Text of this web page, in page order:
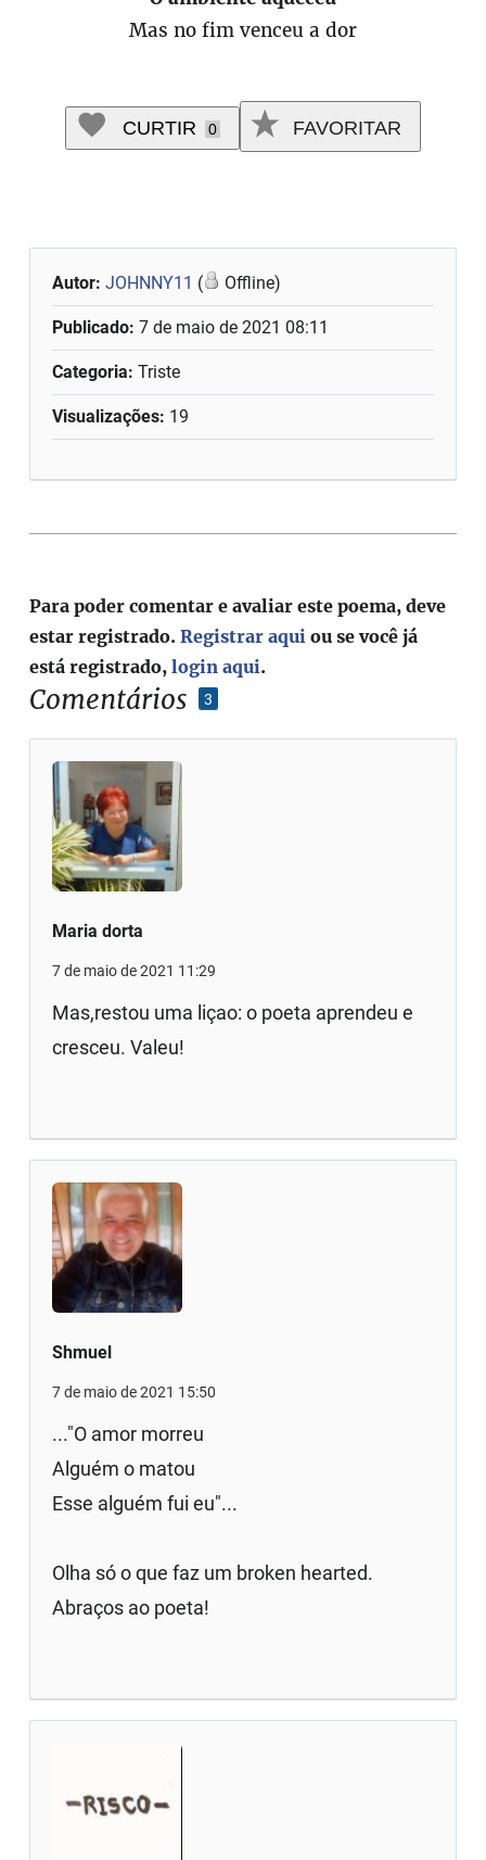
Mas no fim venceu a dor
CURTIR 0 FAVORITAR
Autor:JOHNNY11 ( Offline)
Publicado:7 de maio de 2021 08:11
Categoria: Triste
Visualizações: 19
Comentários 3
Maria dorta
7 de maio de 2021 11:29
Mas,restou uma liçao: o poeta aprendeu e
cresceu. Valeu!
Shmuel
7 de maio de 2021 15:50
..."O amor morreu
Alguém o matou
Esse alguém fui eu"...
Olha só o que faz um broken hearted.
Abraços ao poeta!
Para poder comentar e avaliar este poema, deve
estar registrado.Registrar aqui ou se você já
está registrado,login aqui.